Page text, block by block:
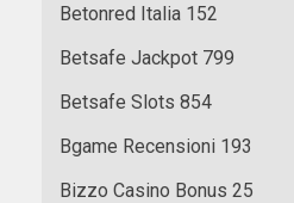
Betonred Italia 152
Betsafe Jackpot 799
Betsafe Slots 854
Bgame Recensioni 193
Bizzo Casino Bonus 25